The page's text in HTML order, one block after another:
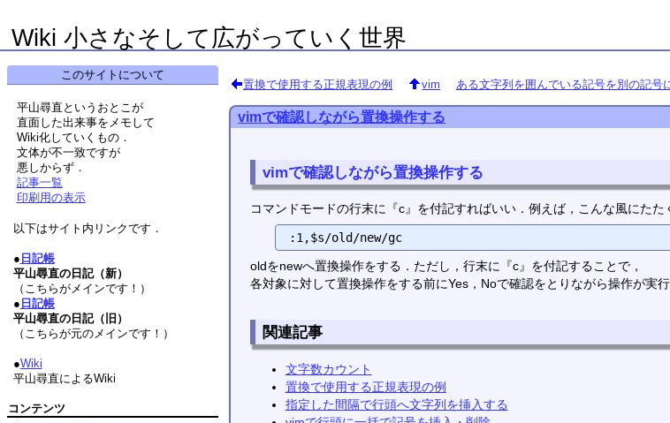
Wiki 小さなそして広がっていく世界
置換で使用する正規表現の例 vim ある文字列を囲んでいる記号を別の記号
vimで確認しながら置換操作する
vimで確認しながら置換操作する
コマンドモードの行末に『c』を付記すればいい．例えば，こんな風にたた
:1,$s/old/new/gc
oldをnewへ置換操作をする．ただし，行末に『c』を付記することで，
各対象に対して置換操作をする前にYes，Noで確認をとりながら操作が実行
関連記事
文字数カウント
置換で使用する正規表現の例
指定した間隔で行頭へ文字列を挿入する
このサイトについて
平山尋直というおとこが
直面した出来事をメモして
Wiki化していくもの．
文体が不一致ですが
悪しからず．
記事一覧
印刷用の表示
以下はサイト内リンクです．
● 日記帳
平山尋直の日記（新）
（こちらがメインです！）
● 日記帳
平山尋直の日記（旧）
（こちらが元のメインです！）
●Wiki
平山尋直によるWiki
コンテンツ